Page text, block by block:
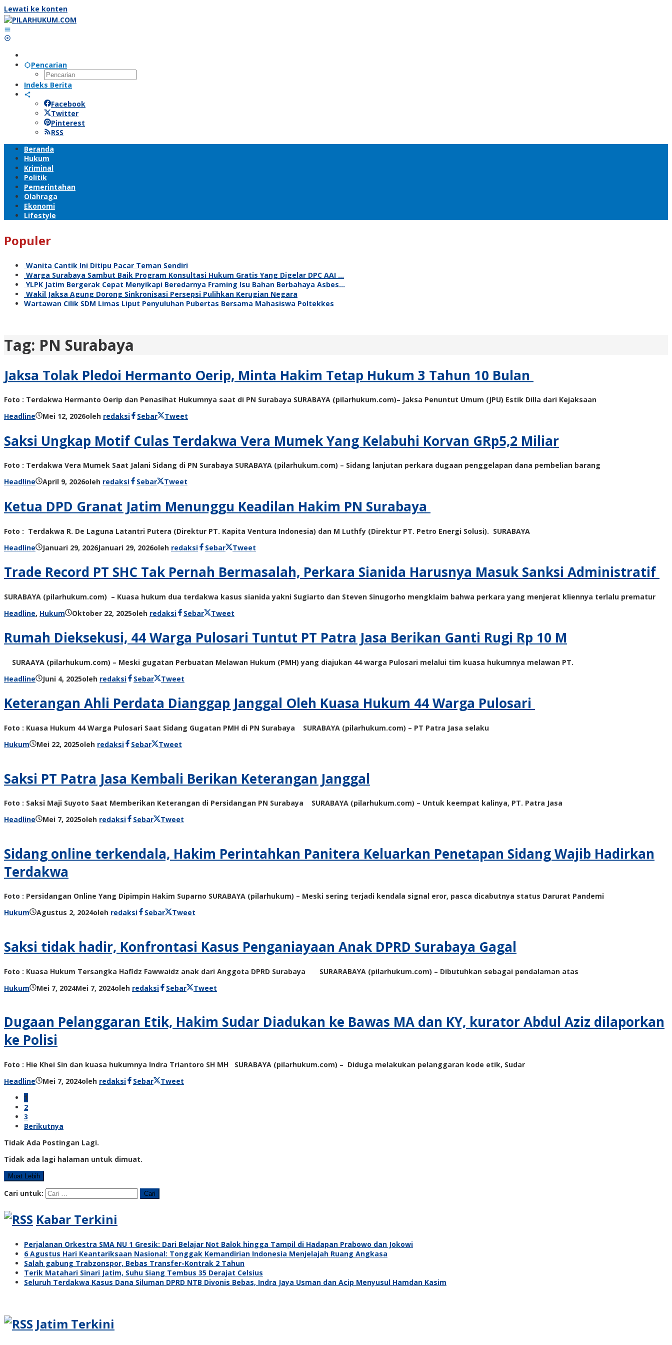
Lewati ke konten
Pencarian
Indeks Berita
Facebook
Twitter
Pinterest
RSS
Beranda
Hukum
Kriminal
Politik
Pemerintahan
Olahraga
Ekonomi
Lifestyle
Populer
Wanita Cantik Ini Ditipu Pacar Teman Sendiri
Warga Surabaya Sambut Baik Program Konsultasi Hukum Gratis Yang Digelar DPC AAI …
YLPK Jatim Bergerak Cepat Menyikapi Beredarnya Framing Isu Bahan Berbahaya Asbes…
Wakil Jaksa Agung Dorong Sinkronisasi Persepsi Pulihkan Kerugian Negara
Wartawan Cilik SDM Limas Liput Penyuluhan Pubertas Bersama Mahasiswa Poltekkes
Tag: PN Surabaya
Jaksa Tolak Pledoi Hermanto Oerip, Minta Hakim Tetap Hukum 3 Tahun 10 Bulan
Foto : Terdakwa Hermanto Oerip dan Penasihat Hukumnya saat di PN Surabaya SURABAYA (pilarhukum.com)– Jaksa Penuntut Umum (JPU) Estik Dilla dari Kejaksaan
Headline
Mei 12, 2026oleh redaksi Sebar Tweet
Saksi Ungkap Motif Culas Terdakwa Vera Mumek Yang Kelabuhi Korvan GRp5,2 Miliar
Foto : Terdakwa Vera Mumek Saat Jalani Sidang di PN Surabaya SURABAYA (pilarhukum.com) – Sidang lanjutan perkara dugaan penggelapan dana pembelian barang
Headline
April 9, 2026oleh redaksi Sebar Tweet
Ketua DPD Granat Jatim Menunggu Keadilan Hakim PN Surabaya
Foto : Terdakwa R. De Laguna Latantri Putera (Direktur PT. Kapita Ventura Indonesia) dan M Luthfy (Direktur PT. Petro Energi Solusi). SURABAYA
Headline
Januari 29, 2026Januari 29, 2026oleh redaksi Sebar Tweet
Trade Record PT SHC Tak Pernah Bermasalah, Perkara Sianida Harusnya Masuk Sanksi Administratif
SURABAYA (pilarhukum.com) – Kuasa hukum dua terdakwa kasus sianida yakni Sugiarto dan Steven Sinugorho mengklaim bahwa perkara yang menjerat kliennya terlalu prematur
Headline, Hukum Oktober 22, 2025oleh redaksi Sebar Tweet
Rumah Dieksekusi, 44 Warga Pulosari Tuntut PT Patra Jasa Berikan Ganti Rugi Rp 10 M
SURAAYA (pilarhukum.com) – Meski gugatan Perbuatan Melawan Hukum (PMH) yang diajukan 44 warga Pulosari melalui tim kuasa hukumnya melawan PT.
Headline
Juni 4, 2025oleh redaksi Sebar Tweet
Keterangan Ahli Perdata Dianggap Janggal Oleh Kuasa Hukum 44 Warga Pulosari
Foto : Kuasa Hukum 44 Warga Pulosari Saat Sidang Gugatan PMH di PN Surabaya SURABAYA (pilarhukum.com) – PT Patra Jasa selaku
Hukum
Mei 22, 2025oleh redaksi Sebar Tweet
Saksi PT Patra Jasa Kembali Berikan Keterangan Janggal
Foto : Saksi Maji Suyoto Saat Memberikan Keterangan di Persidangan PN Surabaya SURABAYA (pilarhukum.com) – Untuk keempat kalinya, PT. Patra Jasa
Headline
Mei 7, 2025oleh redaksi Sebar Tweet
Sidang online terkendala, Hakim Perintahkan Panitera Keluarkan Penetapan Sidang Wajib Hadirkan
Terdakwa
Foto : Persidangan Online Yang Dipimpin Hakim Suparno SURABAYA (pilarhukum) – Meski sering terjadi kendala signal eror, pasca dicabutnya status Darurat Pandemi
Hukum
Agustus 2, 2024oleh redaksi Sebar Tweet
Saksi tidak hadir, Konfrontasi Kasus Penganiayaan Anak DPRD Surabaya Gagal
Foto : Kuasa Hukum Tersangka Hafidz Fawwaidz anak dari Anggota DPRD Surabaya SURARABAYA (pilarhukum.com) – Dibutuhkan sebagai pendalaman atas
Hukum
Mei 7, 2024Mei 7, 2024oleh redaksi Sebar Tweet
Dugaan Pelanggaran Etik, Hakim Sudar Diadukan ke Bawas MA dan KY, kurator Abdul Aziz dilaporkan
ke Polisi
Foto : Hie Khei Sin dan kuasa hukumnya Indra Triantoro SH MH SURABAYA (pilarhukum.com) – Diduga melakukan pelanggaran kode etik, Sudar
Headline
Mei 7, 2024oleh redaksi Sebar
Tweet
1
2
3
Berikutnya
Tidak Ada Postingan Lagi.
Tidak ada lagi halaman untuk dimuat.
Muat Lebih
Cari untuk:
Kabar Terkini
Perjalanan Orkestra SMA NU 1 Gresik: Dari Belajar Not Balok hingga Tampil di Hadapan Prabowo dan Jokowi
6 Agustus Hari Keantariksaan Nasional: Tonggak Kemandirian Indonesia Menjelajah Ruang Angkasa
Salah gabung Trabzonspor, Bebas Transfer-Kontrak 2 Tahun
Terik Matahari Sinari Jatim, Suhu Siang Tembus 35 Derajat Celsius
Seluruh Terdakwa Kasus Dana Siluman DPRD NTB Divonis Bebas, Indra Jaya Usman dan Acip Menyusul Hamdan Kasim
Jatim Terkini